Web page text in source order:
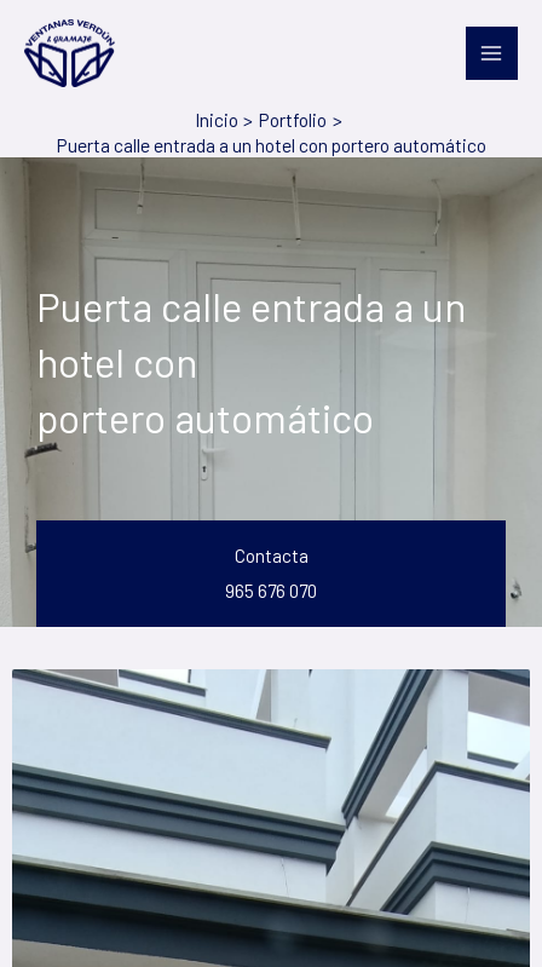
contenido
Inicio
Portfolio
Puerta calle entrada a un hotel con portero automático
Puerta calle entrada a un
hotel con
portero automático
Contacta
965 676 070